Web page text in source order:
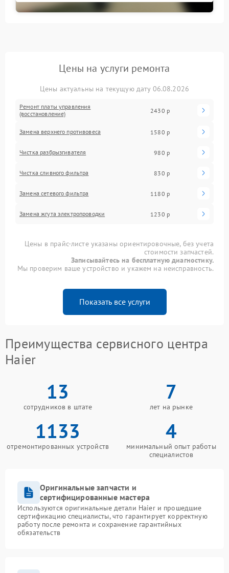
Цены на услуги ремонта
Цены актуальны на текущую дату 06.08.2026
Ремонт платы управления
(восстановление)
2430 р
Замена верхнего противовеса 1580 р
Чистка разбрызгивателя 980 р
Чистка сливного фильтра 830 р
Замена сетевого фильтра 1180 р
Замена жгута электропроводки 1230 р
Цены в прайс-листе указаны ориентировочные, без учета
стоимости запчастей.
Записывайтесь на бесплатную диагностику.
Мы проверим ваше устройство и укажем на неисправность.
Показать все услуги
Преимущества сервисного центра
Haier
13
сотрудников в штате
7
лет на рынке
1133
отремонтированных устройств
4
минимальный опыт работы
специалистов
Оригинальные запчасти и
сертифицированные мастера
Используются оригинальные детали Haier и прошедшие
сертификацию специалисты, что гарантирует корректную
работу после ремонта и сохранение гарантийных
обязательств